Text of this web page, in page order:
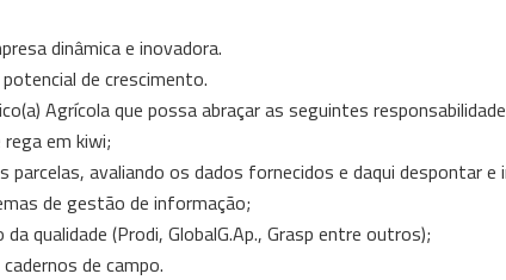
dinâmica e inovadora.
de crescimento.
Agrícola que possa abraçar as seguintes
em kiwi;
avaliando os dados fornecidos e daqui despontar
de gestão de informação;
qualidade (Prodi, GlobalG.Ap., Grasp entre outros);
de campo.